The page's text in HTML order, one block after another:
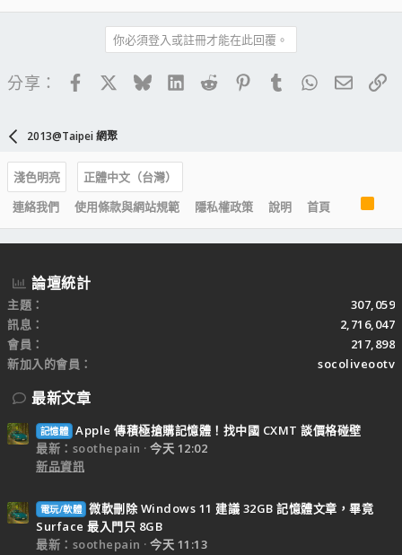
你必須登入或註冊才能在此回覆。
分享： FacebookBlueskyLinkedIn
Reddit PinterestTumblrWhatsApp
電子
2013@Taipei 網聚
淺色明亮
正體中文（台灣）
連絡我們
使用條款與網站規範 隱私權政策 說明 首頁
S
論壇統計
主題
307,059
訊息
2,716,047
會員
217,898
新加入的會員
socoliveootv
最新文章
記憶體 Apple 傳積極搶購記憶體！找中國 CXMT 談價格碰壁
最新：soothepain
今天 12:02
新品資訊
電玩/軟體 微軟刪除 Windows 11 建議 32GB 記憶體文章，畢竟
Surface 最入門只 8GB
最新：soothepain
今天 11:13